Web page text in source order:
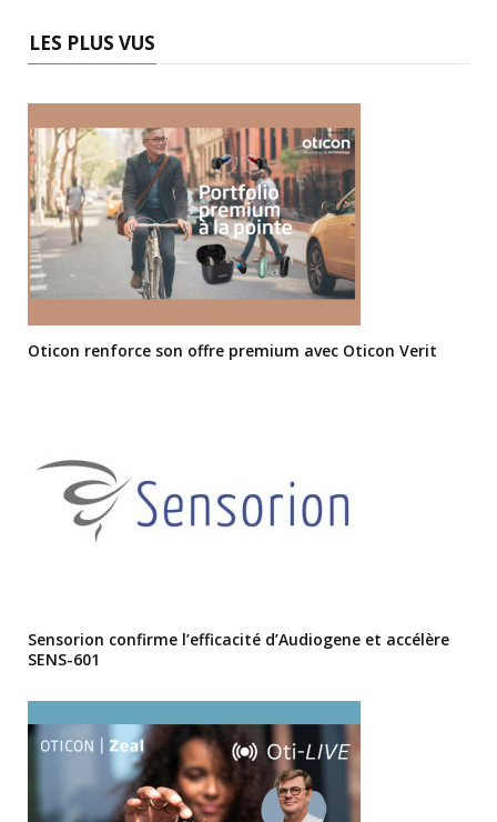
LES PLUS VUS
Oticon renforce son offre premium avec Oticon Verit
Sensorion confirme l’efficacité d’Audiogene et accélère
SENS-601